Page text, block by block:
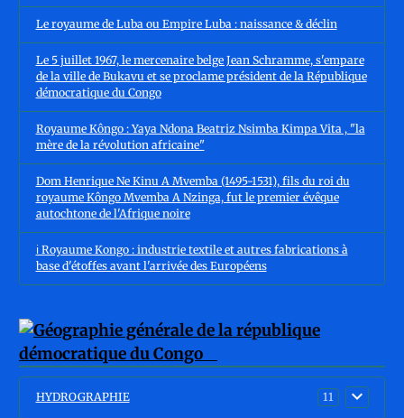
Le royaume de Luba ou Empire Luba : naissance & déclin
Le 5 juillet 1967, le mercenaire belge Jean Schramme, s'empare
de la ville de Bukavu et se proclame président de la République
démocratique du Congo
Royaume Kôngo : Yaya Ndona Beatriz Nsimba Kimpa Vita , "la
mère de la révolution africaine"
Dom Henrique Ne Kinu A Mvemba (1495-1531), fils du roi du
royaume Kôngo Mvemba A Nzinga, fut le premier évêque
autochtone de l'Afrique noire
ℹ️ Royaume Kongo : industrie textile et autres fabrications à
base d'étoffes avant l'arrivée des Européens
HYDROGRAPHIE 11